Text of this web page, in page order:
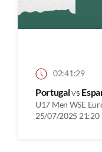
02:41:29
Portugalvs
U17 Men WSE
25/07/2025 21:20